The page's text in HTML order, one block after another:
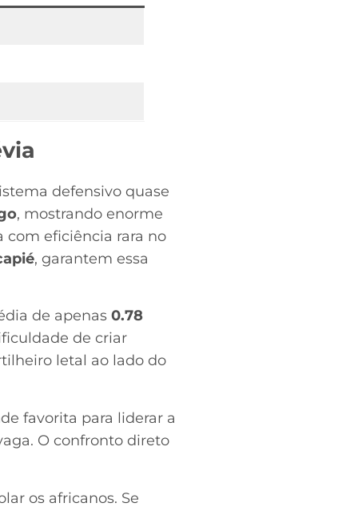
defensivo quase
, mostrando enorme
com eficiência rara no
, garantem essa
de apenas 0.78
de criar
letal ao lado do
favorita para liderar a
O confronto direto
os africanos. Se